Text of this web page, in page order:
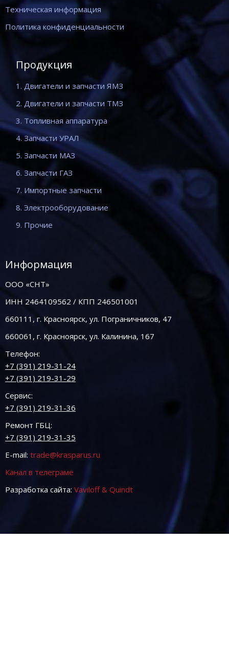
Техническая информация
Политика конфиденциальности
Продукция
1. Двигатели и запчасти ЯМЗ
2. Двигатели и запчасти ТМЗ
3. Топливная аппаратура
4. Запчасти УРАЛ
5. Запчасти МАЗ
6. Запчасти ГАЗ
7. Импортные запчасти
8. Электрооборудование
9. Прочие
Информация
ООО «СНТ»
ИНН 2464109562 / КПП 246501001
660111, г. Красноярск, ул. Пограничников, 47
660061, г. Красноярск, ул. Калинина, 167
Телефон:
+7 (391) 219-31-24
+7 (391) 219-31-29
Сервис:
+7 (391) 219-31-36
Ремонт ГБЦ:
+7 (391) 219-31-35
E-mail: trade@krasparus.ru
Канал в телеграме
Разработка сайта: Vaviloff & Quindt